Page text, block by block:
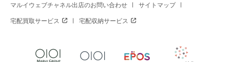
マルイウェブチャネル出店のお問い合わせ サイトマップ
宅配買取サービス 宅配収納サービス